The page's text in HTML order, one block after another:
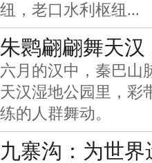
纽，老口水利枢纽...
朱鹮翩翩舞天
六月的汉中，秦巴山
天汉湿地公园里，彩
练的人群舞动。
九寨沟：为世界